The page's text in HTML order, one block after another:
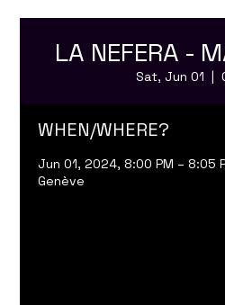
LA NEFERA -
Sat, Jun 01
  |
WHEN/WHERE?
Jun 01, 2024, 8:00 PM – 8:05
Genève